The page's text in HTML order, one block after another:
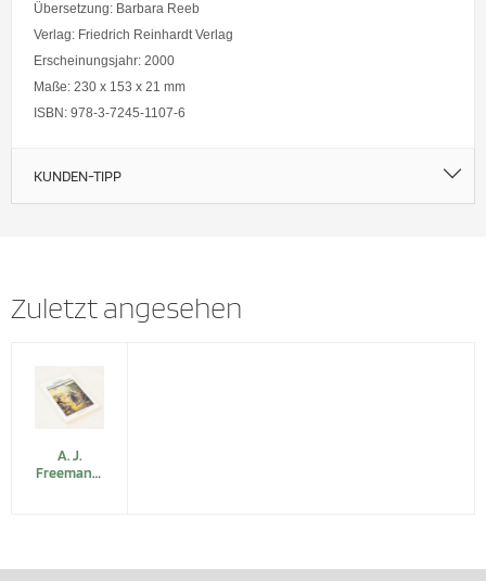
Übersetzung: Barbara Reeb
Verlag: Friedrich Reinhardt Verlag
Erscheinungsjahr: 2000
Maße: 230 x 153 x 21 mm
ISBN: 978-3-7245-1107-6
KUNDEN-TIPP
Zuletzt angesehen
A. J.
Freemann: